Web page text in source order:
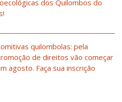
dos Quilombos do
quilombolas: pela
de direitos vão começar
agosto. Faça sua inscrição